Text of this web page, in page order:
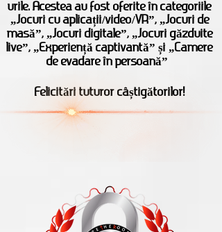
urile. Acestea au fost oferite în categoriile
„Jocuri cu aplicații/video/VR”, „Jocuri de
masă”, „Jocuri digitale”, „Jocuri găzduite
live”, „Experiență captivantă” și „Camere
de evadare în persoană”
Felicitări tuturor câștigătorilor!